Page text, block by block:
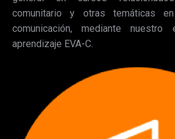
comunitario y otras temáticas
comunicación, mediante
aprendizaje EVA-C.